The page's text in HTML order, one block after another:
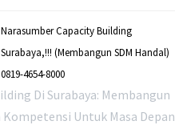
Narasumber Capacity Building
Surabaya,!!! (Membangun SDM Handal)
0819-4654-8000
Di Surabaya: Membangun
Kompetensi Untuk Masa Depan